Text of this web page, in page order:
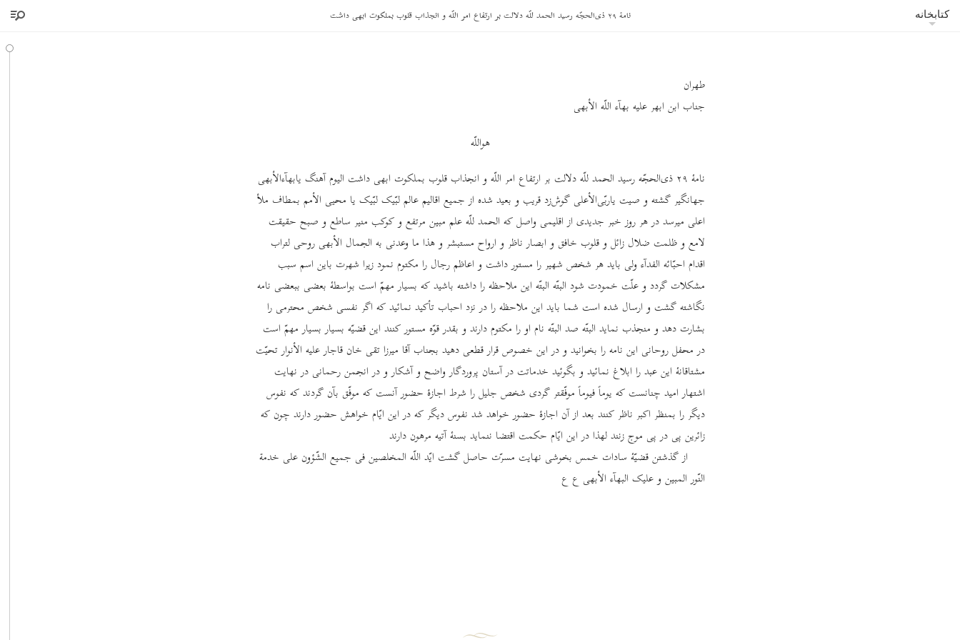
کتابخانه نامۀ ٢٩ ذی‌الحجّه رسید الحمد للّه دلالت بر ارتفاع امر اللّه و انجذاب قلوب بملکوت ابهی داشت
طهران
جناب ابن ابهر علیه بهآء اللّه الأبهی
هواللّه
نامۀ ٢٩ ذی‌الحجّه رسید الحمد للّه دلالت بر ارتفاع امر اللّه و انجذاب قلوب بملکوت ابهی داشت الیوم آهنگ یابهآءالأبهی
جهانگیر گشته و صیت یاربّی‌الأعلی گوش‌زد قریب و بعید شده از جمیع اقالیم عالم لبّیک لبّیک یا محیی الأمم بمطاف ملأ
اعلی میرسد در هر روز خبر جدیدی از اقلیمی واصل که الحمد للّه علم مبین مرتفع و کوکب منیر ساطع و صبح حقیقت
لامع و ظلمت ضلال زائل و قلوب خافق و ابصار ناظر و ارواح مستبشر و هذا ما وعدنی به الجمال الأبهی روحی لتراب
اقدام احبّائه الفدآء ولی باید هر شخص شهیر را مستور داشت و اعاظم رجال را مکتوم نمود زیرا شهرت باین اسم سبب
مشکلات گردد و علّت خمودت شود البتّه البتّه این ملاحظه را داشته باشید که بسیار مهمّ است بواسطۀ بعضی ببعضی نامه
نگاشته گشت و ارسال شده است شما باید این ملاحظه را در نزد احباب تأکید نمائید که اگر نفسی شخص محترمی را
بشارت دهد و منجذب نماید البتّه صد البتّه نام او را مکتوم دارند و بقدر قوّه مستور کنند این قضیّه بسیار بسیار مهمّ است
در محفل روحانی این نامه را بخوانید و در این خصوص قرار قطعی دهید بجناب آقا میرزا تقی خان قاجار علیه الأنوار تحیّت
مشتاقانۀ این عبد را ابلاغ نمائید و بگوئید خدماتت در آستان پروردگار واضح و آشکار و در انجمن رحمانی در نهایت
اشتهار امید چنانست که یوماً فیوماً موفّقتر گردی شخص جلیل را شرط اجازۀ حضور آنست که موفّق بآن گردند که نفوس
دیگر را بمنظر اکبر ناظر کنند بعد از آن اجازۀ حضور خواهد شد نفوس دیگر که در این ایّام خواهش حضور دارند چون که
زائرین پی در پی موج زنند لهذا در این ایّام حکمت اقتضا ننماید بسنۀ آتیه مرهون دارند
از گذشتن قضیّۀ سادات خمس بخوشی نهایت مسرّت حاصل گشت ایّد اللّه المخلصین فی جمیع الشّؤون علی خدمة
النّور المبین و علیک البهآء الأبهی ع ع